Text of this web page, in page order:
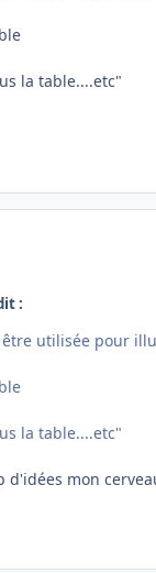
la table....etc"
:
utilisée pour
la table....etc"
mon